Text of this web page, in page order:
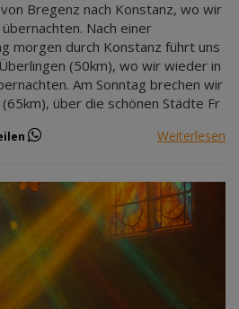
Bregenz nach Konstanz, wo wir
Nach einer
morgen durch Konstanz führt uns
(50km), wo wir wieder in
Am Sonntag brechen wir
über die schönen Städte Fr
Weiterlesen